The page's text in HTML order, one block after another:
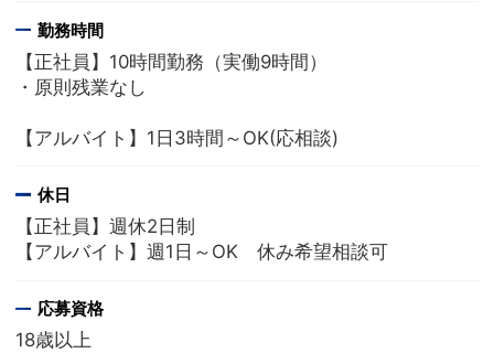
勤務時間
【正社員】10時間勤務（実働9時間）
・原則残業なし
【アルバイト】1日3時間～OK(応相談)
休日
【正社員】週休2日制
【アルバイト】週1日～OK 休み希望相談可
応募資格
18歳以上